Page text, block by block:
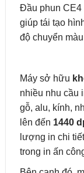
Đầu phun CE4
giúp tái tạo
độ chuyển
Máy sở hữu
nhiều nhu cầu
gỗ, alu, kính,
lên đến 1440
lượng in chi
trong in ấn